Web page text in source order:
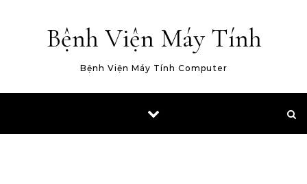
Bệnh Viện Máy Tính
Bệnh Viện Máy Tính Computer